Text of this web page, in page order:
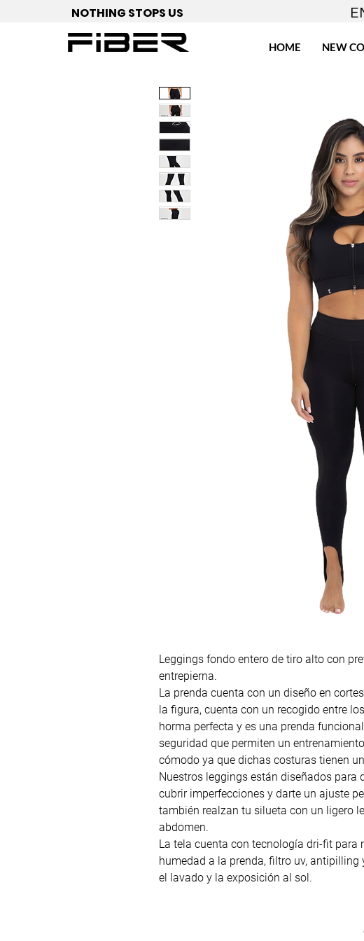
NOTHING STOPS US
HOME NEW
Leggings fondo entero de tiro alto con
entrepierna.
La prenda cuenta con un diseño en
la figura, cuenta con un recogido entre
horma perfecta y es una prenda
seguridad que permiten un
cómodo ya que dichas costuras tienen
Nuestros leggings están diseñados para
cubrir imperfecciones y darte un ajuste
también realzan tu silueta con un ligero
abdomen.
La tela cuenta con tecnología dri-fit para
humedad a la prenda, filtro uv,
el lavado y la exposición al sol.